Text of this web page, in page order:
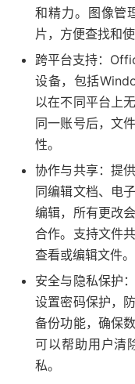
和精力。图像管
片，方便查找和使
跨平台支持：
设备，包括
以在不同平台上
同一账号后，文
性。
协作与共享：提
同编辑文档、电
编辑，所有更改
合作。支持文件
查看或编辑文件。
安全与隐私保护
设置密码保护，
备份功能，确保
可以帮助用户清
私。